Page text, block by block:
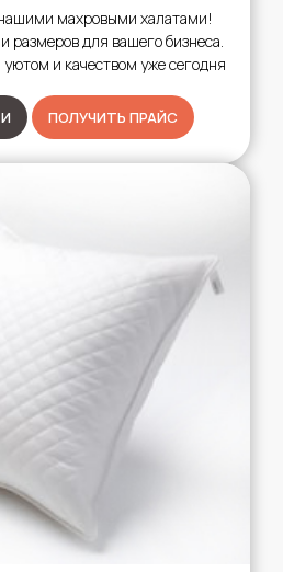
махровыми халатами!
размеров для вашего бизнеса.
уютом и качеством уже сегодня
ПОЛУЧИТЬ ПРАЙС